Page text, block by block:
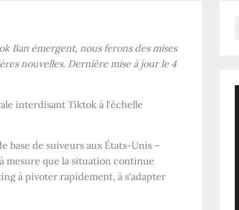
Ban émergent, nous ferons des mises
nouvelles. Dernière mise à jour le 4
interdisant Tiktok à l'échelle
base de suiveurs aux États-Unis –
mesure que la situation continue
à pivoter rapidement, à s'adapter